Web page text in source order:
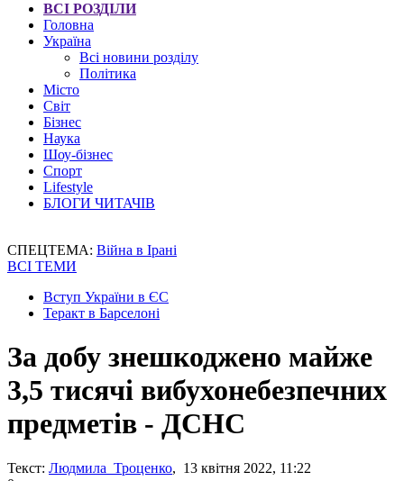
ВСІ РОЗДІЛИ
Головна
Україна
Всі новини розділу
Політика
Місто
Світ
Бізнес
Наука
Шоу-бізнес
Спорт
Lifestyle
БЛОГИ ЧИТАЧІВ
СПЕЦТЕМА: Війна в Ірані
ВСІ ТЕМИ
Вступ України в ЄС
Теракт в Барселоні
За добу знешкоджено майже
3,5 тисячі вибухонебезпечних
предметів - ДСНС
Текст: Людмила Троценко, 13 квітня 2022, 11:22